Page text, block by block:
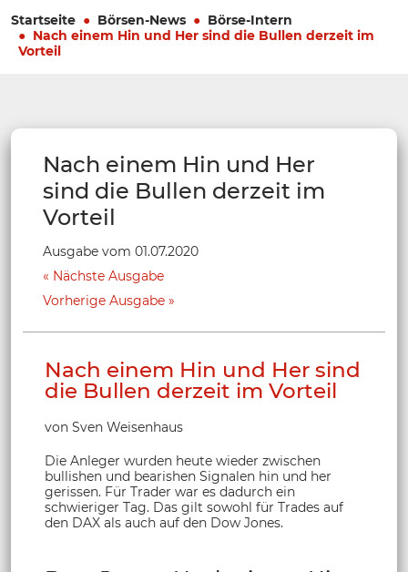
Startseite Börsen-News
Börse-Intern
Nach einem Hin und Her sind die Bullen derzeit im
Vorteil
Nach einem Hin und Her
sind die Bullen derzeit im
Vorteil
Ausgabe vom 01.07.2020
Nächste Ausgabe
Vorherige Ausgabe
Nach einem Hin und Her sind
die Bullen derzeit im Vorteil
von Sven Weisenhaus
Die Anleger wurden heute wieder zwischen
bullishen und bearishen Signalen hin und her
gerissen. Für Trader war es dadurch ein
schwieriger Tag. Das gilt sowohl für Trades auf
den DAX als auch auf den Dow Jones.